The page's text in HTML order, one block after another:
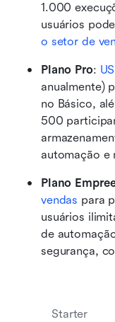
1.000
usuários
o setor de
Plano Pro:
anualmente)
no Básico,
500
automação e
Plano
vendas para
usuários
de
segurança,
Starter